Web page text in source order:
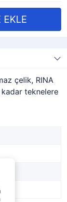
çelik, RINA
teknelere